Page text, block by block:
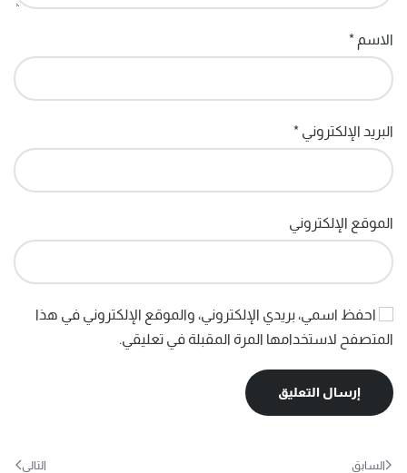
الاسم *
البريد الإلكتروني *
الموقع الإلكتروني
احفظ اسمي، بريدي الإلكتروني، والموقع الإلكتروني في هذا
المتصفح لاستخدامها المرة المقبلة في تعليقي.
إرسال التعليق
السابق التالي